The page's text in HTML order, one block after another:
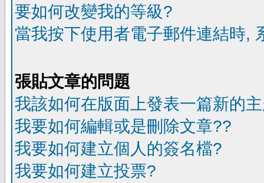
要如何改變我的等級?
當我按下使用者電子郵件連結時,
張貼文章的問題
我該如何在版面上發表一篇新的
我要如何編輯或是刪除文章??
我要如何建立個人的簽名檔?
我要如何建立投票?